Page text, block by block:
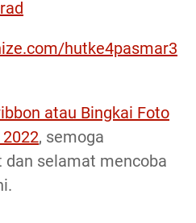
hutke4pasmar3
atau Bingkai Foto
2022, semoga
selamat mencoba